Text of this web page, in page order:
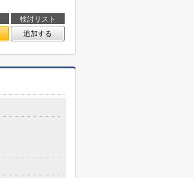
検討リスト
追加する